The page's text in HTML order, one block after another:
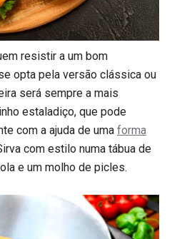
resistir a um bom
opta pela versão clássica ou
será sempre a mais
estaladiço, que pode
com a ajuda de uma forma
com estilo numa tábua de
e um molho de picles.